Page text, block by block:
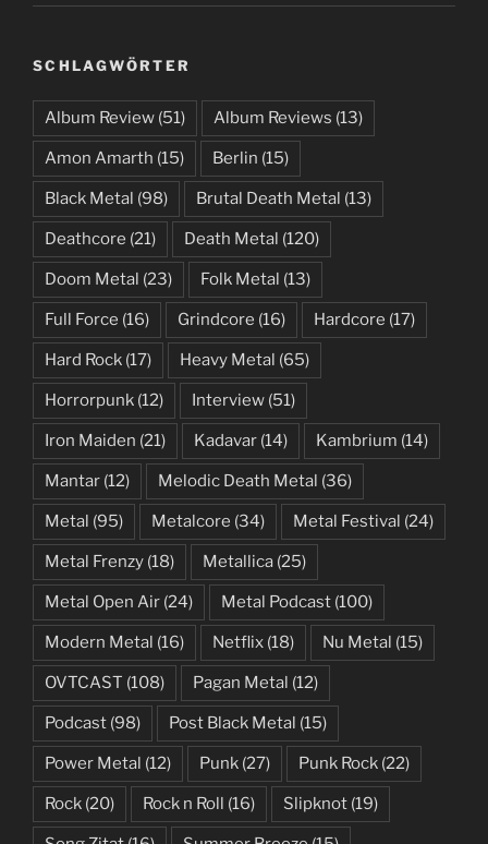
SCHLAGWÖRTER
Album Review (51) Album Reviews (13)
Amon Amarth (15) Berlin (15)
Black Metal (98) Brutal Death Metal (13)
Deathcore (21) Death Metal (120)
Doom Metal (23) Folk Metal (13)
Full Force (16) Grindcore (16) Hardcore (17)
Hard Rock (17) Heavy Metal (65)
Horrorpunk (12) Interview (51)
Iron Maiden (21) Kadavar (14) Kambrium (14)
Mantar (12) Melodic Death Metal (36)
Metal (95) Metalcore (34) Metal Festival (24)
Metal Frenzy (18) Metallica (25)
Metal Open Air (24) Metal Podcast (100)
Modern Metal (16) Netflix (18) Nu Metal (15)
OVTCAST (108) Pagan Metal (12)
Podcast (98) Post Black Metal (15)
Power Metal (12) Punk (27) Punk Rock (22)
Rock (20) Rock n Roll (16) Slipknot (19)